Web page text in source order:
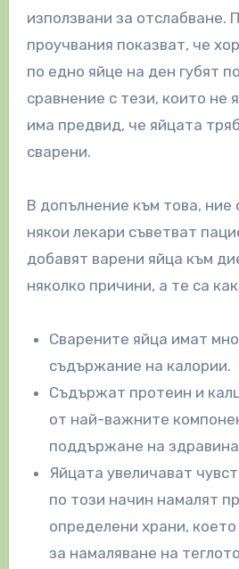
използвани за отслабване.
проучвания показват, че
по едно яйце на ден губят
сравнение с тези, които не
има предвид, че яйцата
сварени.
В допълнение към това, ние
някои лекари съветват
добавят варени яйца към
няколко причини, а те са
Сварените яйца имат
съдържание на калории.
Съдържат протеин и
от най-важните
поддържане на
Яйцата увеличават
по този начин намалят
определени храни,
за намаляване на